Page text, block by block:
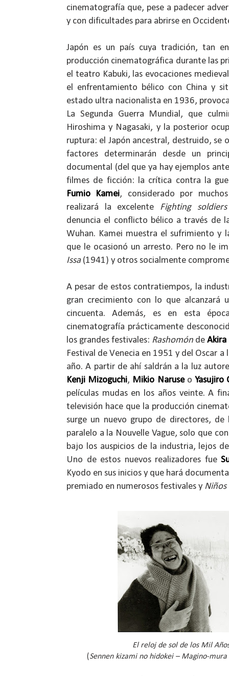
cinematografía que, pese a padecer
y con dificultades para abrirse en
Japón es un país cuya tradición, tan
producción cinematográfica durante las
el teatro Kabuki, las evocaciones
el enfrentamiento bélico con China y
estado ultra nacionalista en 1936,
La Segunda Guerra Mundial, que
Hiroshima y Nagasaki, y la posterior
ruptura: el Japón ancestral, destruido, se
factores determinarán desde un
documental (del que ya hay ejemplos
filmes de ficción: la crítica contra la
Fumio Kamei, considerado por
realizará la excelente Fighting soldiers
denuncia el conflicto bélico a través de
Wuhan. Kamei muestra el sufrimiento y
que le ocasionó un arresto. Pero no le
Issa(1941) y otros socialmente
A pesar de estos contratiempos, la
gran crecimiento con lo que alcanzará
cincuenta. Además, es en esta
cinematografía prácticamente
los grandes festivales: Rashomón deAkira
Festival de Venecia en 1951 y del Oscar
año. A partir de ahí saldrán a la luz
Kenji Mizoguchi, Mikio NaruseoYasujiro
películas mudas en los años veinte. A
televisión hace que la producción
surge un nuevo grupo de directores,
paralelo a la Nouvelle Vague, solo que
bajo los auspicios de la industria, lejos
Uno de estos nuevos realizadores fue
Kyodo en sus inicios y que hará
premiado en numerosos festivales y
El reloj de sol de los Mil
(Sennen kizami no hidokei – Magino-